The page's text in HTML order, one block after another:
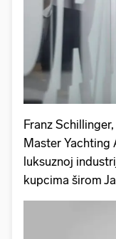
Franz
Master Yachting
luksuznoj
kupcima širom